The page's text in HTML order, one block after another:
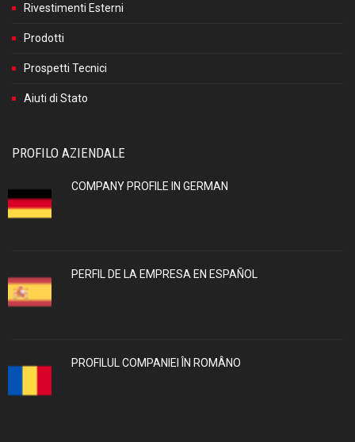
Rivestimenti Esterni
Prodotti
Prospetti Tecnici
Aiuti di Stato
PROFILO AZIENDALE
COMPANY PROFILE IN GERMAN
PERFIL DE LA EMPRESA EN ESPAÑOL
PROFILUL COMPANIEI ÎN ROMÂNO